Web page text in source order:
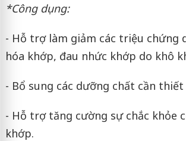
*Công dụng:
- Hỗ trợ làm giảm các triệu chứng
hóa khớp, đau nhức khớp do khô
- Bổ sung các dưỡng chất cần
- Hỗ trợ tăng cường sự chắc khỏe
khớp.